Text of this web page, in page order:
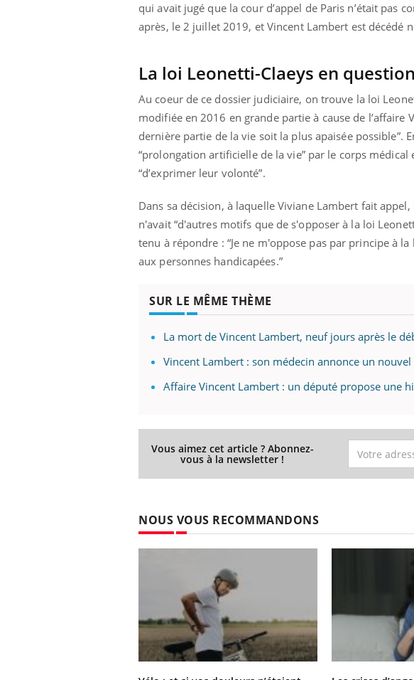
qui avait jugé que la cour d’appel de Paris n’était pas
après, le 2 juillet 2019, et Vincent Lambert est décédé
La loi Leonetti-Claeys en question
Au coeur de ce dossier judiciaire, on trouve la loi
modifiée en 2016 en grande partie à cause de l’affaire
dernière partie de la vie soit la plus apaisée possible”.
“prolongation artificielle de la vie” par le corps
“d’exprimer leur volonté”.
Dans sa décision, à laquelle Viviane Lambert fait
n'avait “d'autres motifs que de s'opposer à la loi
tenu à répondre : “Je ne m'oppose pas par principe à
aux personnes handicapées.”
SUR LE MÊME THÈME
La mort de Vincent Lambert, neuf jours après le
Vincent Lambert : son médecin annonce un
Affaire Vincent Lambert : un député propose une
Vous aimez cet article ? Abonnez-
vous à la newsletter !
NOUS VOUS RECOMMANDONS
Le Ramadan approche, et, pour de
nombreuses personnes atteintes de
diabète, c'est une période de questions, de
préventiveYoutube
Un établissement lié à
numérique » permet ...